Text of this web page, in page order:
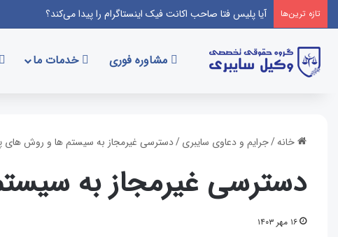
تازه‌ ترین‌ها آیا پلیس فتا صاحب اکانت فیک اینستاگرام را پیدا می‌کند؟
مشاوره فوری خدمات ما
خانه/جرایم و دعاوی سایبری/دسترسی غیرمجاز به سیستم ها و روش های
دسترسی غیرمجاز به
۱۶ مهر ۱۴۰۳